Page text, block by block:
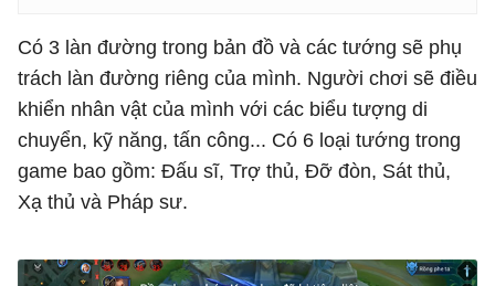
Có 3 làn đường trong bản đồ và các tướng sẽ phụ
trách làn đường riêng của mình. Người chơi sẽ điều
khiển nhân vật của mình với các biểu tượng di
chuyển, kỹ năng, tấn công... Có 6 loại tướng trong
game bao gồm: Đấu sĩ, Trợ thủ, Đỡ đòn, Sát thủ,
Xạ thủ và Pháp sư.